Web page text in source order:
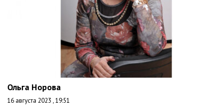
Ольга Норова
16 августа 2023 , 19:51